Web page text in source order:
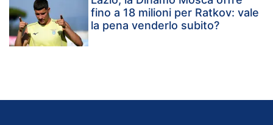
fino a 18 milioni per Ratkov: vale
la pena venderlo subito?